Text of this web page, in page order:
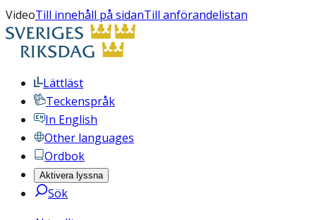
VideoTill innehåll på sidanTill anförandelistan
Lättläst
Teckenspråk
In English
Other languages
Ordbok
Aktivera lyssna
Sök